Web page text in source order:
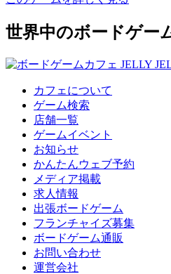
世界中のボードゲー
カフェについて
ゲーム検索
店舗一覧
ゲームイベント
お知らせ
かんたんウェブ予約
メディア掲載
求人情報
出張ボードゲーム
フランチャイズ募集
ボードゲーム通販
お問い合わせ
運営会社